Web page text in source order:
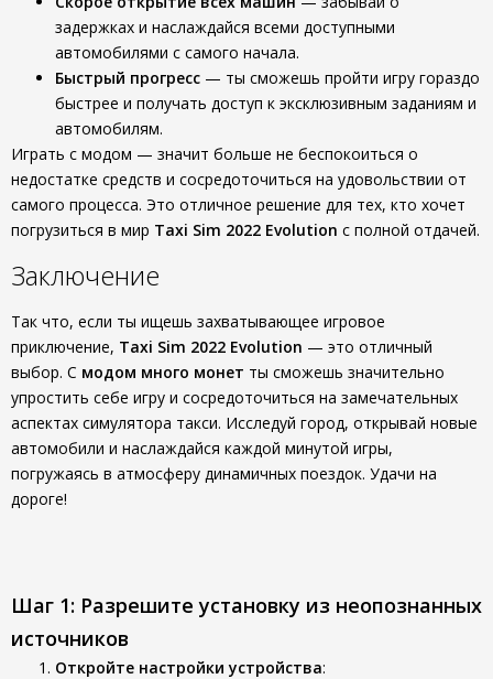
задержках и наслаждайся всеми доступными
автомобилями с самого начала.
Быстрый прогресс — ты сможешь пройти игру гораздо
быстрее и получать доступ к эксклюзивным заданиям и
автомобилям.
Играть с модом — значит больше не беспокоиться о
недостатке средств и сосредоточиться на удовольствии от
самого процесса. Это отличное решение для тех, кто хочет
погрузиться в мир Taxi Sim 2022 Evolution с полной отдачей.
Заключение
Так что, если ты ищешь захватывающее игровое
приключение, Taxi Sim 2022 Evolution — это отличный
выбор. С модом много монет ты сможешь значительно
упростить себе игру и сосредоточиться на замечательных
аспектах симулятора такси. Исследуй город, открывай новые
автомобили и наслаждайся каждой минутой игры,
погружаясь в атмосферу динамичных поездок. Удачи на
дороге!
Шаг 1: Разрешите установку из неопознанных
источников
Откройте настройки устройства: